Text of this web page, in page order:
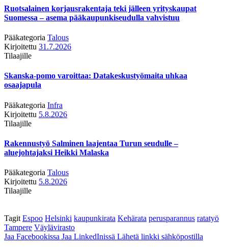
Ruotsalainen korjausrakentaja teki jälleen yrityskaupat
Suomessa – asema pääkaupunkiseudulla vahvistuu
Pääkategoria Talous
Kirjoitettu 31.7.2026
Tilaajille
Skanska-pomo varoittaa: Datakeskustyömaita uhkaa
osaajapula
Pääkategoria Infra
Kirjoitettu 5.8.2026
Tilaajille
Rakennustyö Salminen laajentaa Turun seudulle –
aluejohtajaksi Heikki Malaska
Pääkategoria Talous
Kirjoitettu 5.8.2026
Tilaajille
Tagit Espoo Helsinki kaupunkirata Kehärata perusparannus ratatyö
Tampere Väylävirasto
Jaa Facebookissa Jaa LinkedInissä Lähetä linkki sähköpostilla